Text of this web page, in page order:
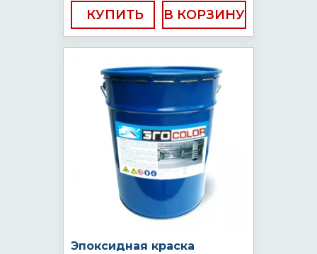
КУПИТЬ
Эпоксидная краска